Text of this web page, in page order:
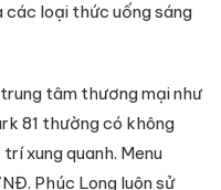
loại thức uống sáng
tâm thương mại như
81 thường có không
xung quanh. Menu
Phúc Long luôn sử